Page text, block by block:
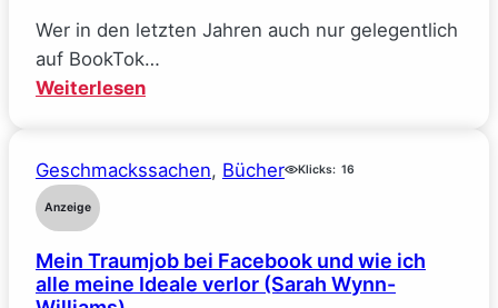
Wer in den letzten Jahren auch nur gelegentlich
auf BookTok…
Weiterlesen:
–
(Elle
Kennedy)
Geschmackssachen, Bücher Klicks: 16
Anzeige
Mein Traumjob bei Facebook und wie ich
alle meine Ideale verlor (Sarah Wynn-